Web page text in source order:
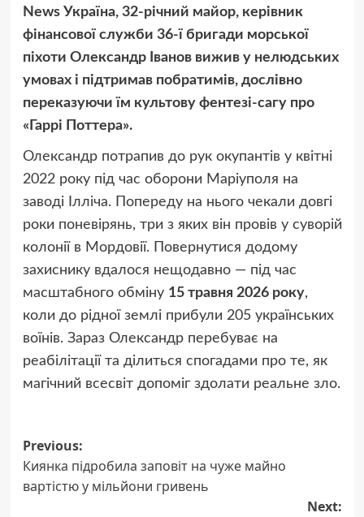
News Україна, 32-річний майор, керівник
фінансової служби 36-ї бригади морської
піхоти Олександр Іванов вижив у нелюдських
умовах і підтримав побратимів, дослівно
переказуючи їм культову фентезі-сагу про
«Гаррі Поттера».
Олександр потрапив до рук окупантів у квітні
2022 року під час оборони Маріуполя на
заводі Ілліча. Попереду на нього чекали довгі
роки поневірянь, три з яких він провів у суворій
колонії в Мордовії. Повернутися додому
захиснику вдалося нещодавно — під час
масштабного обміну 15 травня 2026 року,
коли до рідної землі прибули 205 українських
воїнів. Зараз Олександр перебуває на
реабілітації та ділиться спогадами про те, як
магічний всесвіт допоміг здолати реальне зло.
Post
navigation
Previous:
Киянка підробила заповіт на чуже майно
вартістю у мільйони гривень
Next: